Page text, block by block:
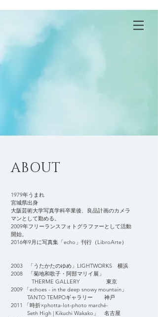
ABOUT
1979年うまれ
宮城県出身
大阪芸術大学写真学科卒業後、良品計画のカメラ
マンとして勤める。
2009年フリーランスフォトグラファーとして活動
開始。
2016年9月に写真集「echo」刊行（LibroArte）
2003 「うたかたのゆめ」LIGHTWORKS 横浜
2008 「菊地和歌子・阿部マリイ展」
THERME GALLERY 東京
2009 「echoes - in the deep snowy mountain」
TANTO TEMPOギャラリー 神戸
2011 「時折×photta-lot-photo marché-
Seth High | Kikuchi Wakako」 名古屋